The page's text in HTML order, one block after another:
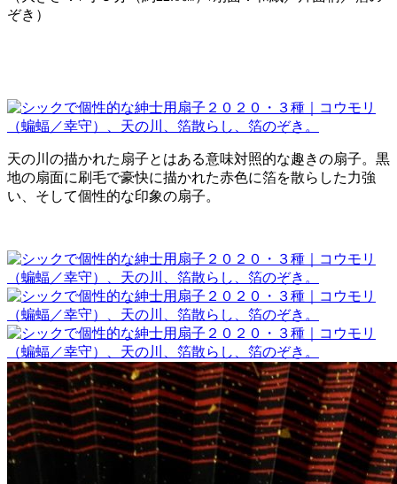
ぞき）
天の川の描かれた扇子とはある意味対照的な趣きの扇子。黒
地の扇面に刷毛で豪快に描かれた赤色に箔を散らした力強
い、そして個性的な印象の扇子。